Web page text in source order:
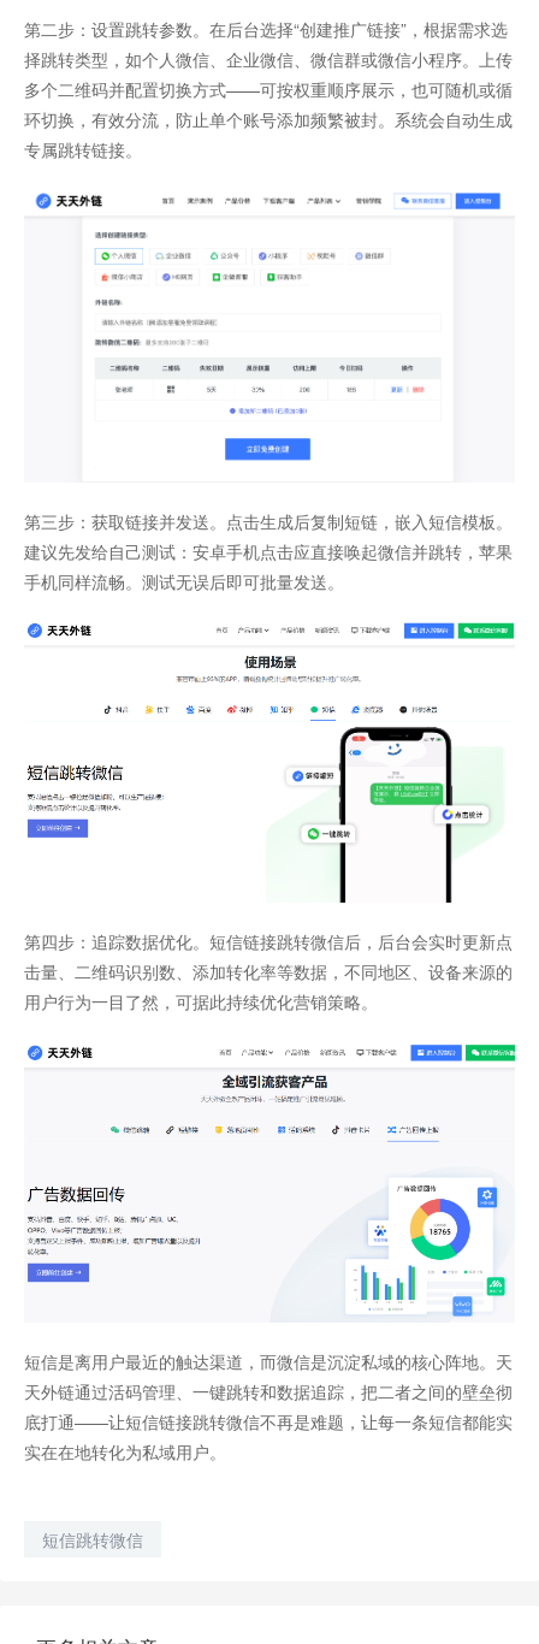
第二步：设置跳转参数。在后台选择“创建推广链接”，根据需求选
择跳转类型，如个人微信、企业微信、微信群或微信小程序。上传
多个二维码并配置切换方式——可按权重顺序展示，也可随机或循
环切换，有效分流，防止单个账号添加频繁被封。系统会自动生成
专属跳转链接。
第三步：获取链接并发送。点击生成后复制短链，嵌入短信模板。
建议先发给自己测试：安卓手机点击应直接唤起微信并跳转，苹果
手机同样流畅。测试无误后即可批量发送。
第四步：追踪数据优化。短信链接跳转微信后，后台会实时更新点
击量、二维码识别数、添加转化率等数据，不同地区、设备来源的
用户行为一目了然，可据此持续优化营销策略。
短信是离用户最近的触达渠道，而微信是沉淀私域的核心阵地。天
天外链通过活码管理、一键跳转和数据追踪，把二者之间的壁垒彻
底打通——让短信链接跳转微信不再是难题，让每一条短信都能实
实在在地转化为私域用户。
短信跳转微信